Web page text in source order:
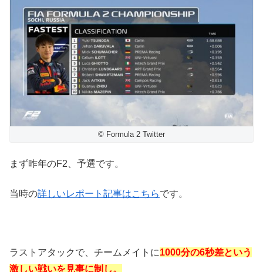
© Formula 2 Twitter
まず昨年のF2、予選です。
当時の詳しいレポート記事はこちらです。
ラストアタックで、チームメイトに1000分の6秒差という
激しい戦いを見事に制し。